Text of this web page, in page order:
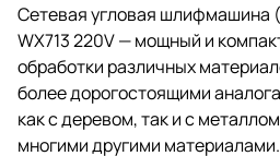
Сетевая угловая шлифмашина
WX713 220V — мощный и
обработки различных
более дорогостоящими
как с деревом, так и с
многими другими